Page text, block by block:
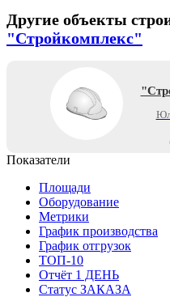
Другие объекты
"Стройкомплекс"
Показатели
Площади
Оборудование
Метрики
График производства
График отгрузок
ТОП-10
Отчёт 1 ДЕНЬ
Статус ЗАКАЗА